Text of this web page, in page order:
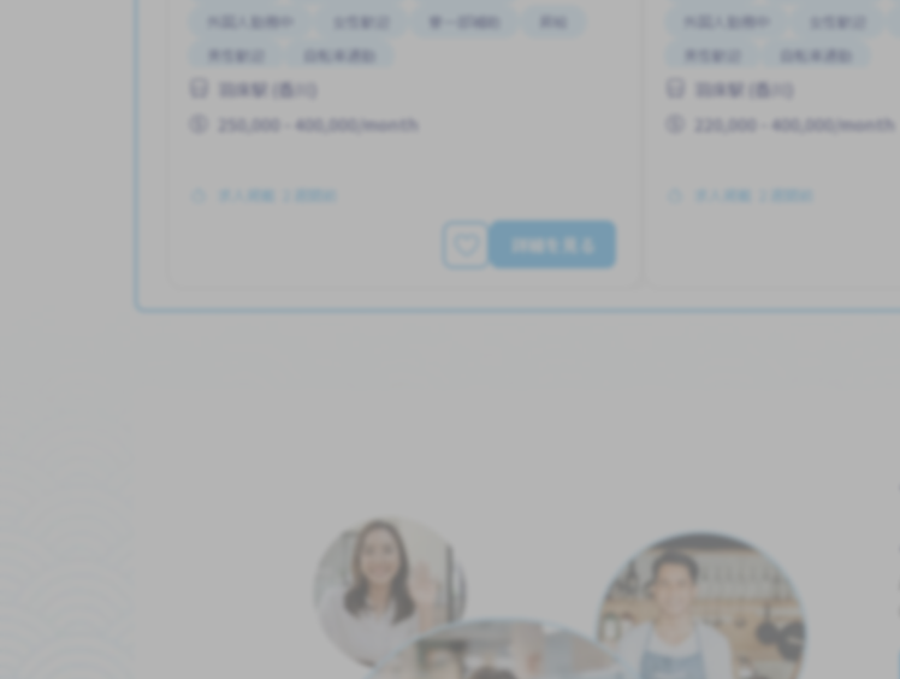
外国人勤務中
女性歓迎 寮一部補助
昇給
男性歓迎
自転車通勤
羽床駅 (香川)
250,000 - 400,000/month
求人掲載 ２週間前
詳細を見る
外国人勤務中
女性歓迎
男性歓迎
自転車通勤
羽床駅 (香川)
220,000 - 400,000/month
求人掲載 ２週間前